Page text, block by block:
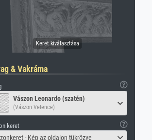
& Vakráma
Vászon Leonardo (szatén)
(Vászon Velence)
keret
- Kép az oldalon tükrözve